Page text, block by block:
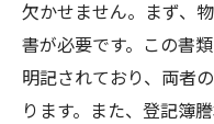
欠かせません。まず、
書が必要です。この書
明記されており、両者
ります。また、登記簿